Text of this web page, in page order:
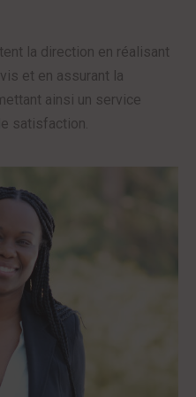
la direction en réalisant
et en assurant la
ainsi un service
satisfaction.